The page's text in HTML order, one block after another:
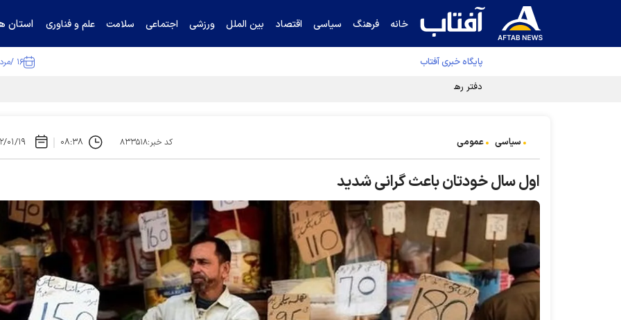
خانه فرهنگ سیاسی اقتصاد بین الملل ورزشی اجتماعی سلامت علم و فناوری استان
پایگاه خبری آفتاب ۱۶ /مرداد /۱۴۰۵
دفتر رهبر انقلاب ادعای خرازی درباره پزشکیان را تکذیب کرد
سیاسی عمومی کد خبر:۸۳۳۵۱۸ ۰۸:۳۸ ۱۴۰۲/
اول سال خودتان باعث گرانی شدید